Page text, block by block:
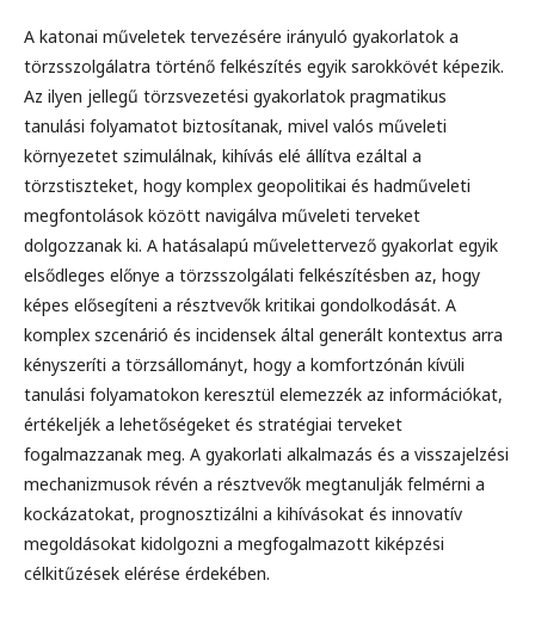
A katonai műveletek tervezésére irányuló gyakorlatok a
törzsszolgálatra történő felkészítés egyik sarokkövét képezik.
Az ilyen jellegű törzsvezetési gyakorlatok pragmatikus
tanulási folyamatot biztosítanak, mivel valós műveleti
környezetet szimulálnak, kihívás elé állítva ezáltal a
törzstiszteket, hogy komplex geopolitikai és hadműveleti
megfontolások között navigálva műveleti terveket
dolgozzanak ki. A hatásalapú művelettervező gyakorlat egyik
elsődleges előnye a törzsszolgálati felkészítésben az, hogy
képes elősegíteni a résztvevők kritikai gondolkodását. A
komplex szcenárió és incidensek által generált kontextus arra
kényszeríti a törzsállományt, hogy a komfortzónán kívüli
tanulási folyamatokon keresztül elemezzék az információkat,
értékeljék a lehetőségeket és stratégiai terveket
fogalmazzanak meg. A gyakorlati alkalmazás és a visszajelzési
mechanizmusok révén a résztvevők megtanulják felmérni a
kockázatokat, prognosztizálni a kihívásokat és innovatív
megoldásokat kidolgozni a megfogalmazott kiképzési
célkitűzések elérése érdekében.